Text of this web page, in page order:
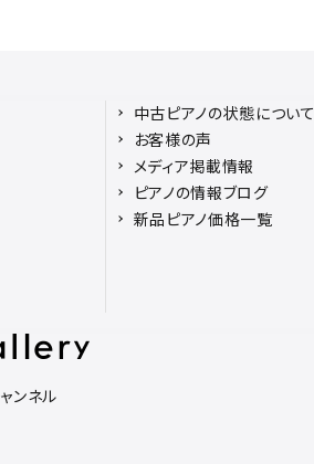
中古ピアノの状態について
お客様の声
メディア掲載情報
ピアノの情報ブログ
新品ピアノ価格一覧
ンネル